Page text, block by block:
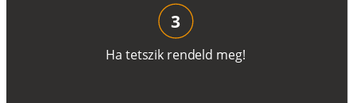
Ha tetszik rendeld meg!
3